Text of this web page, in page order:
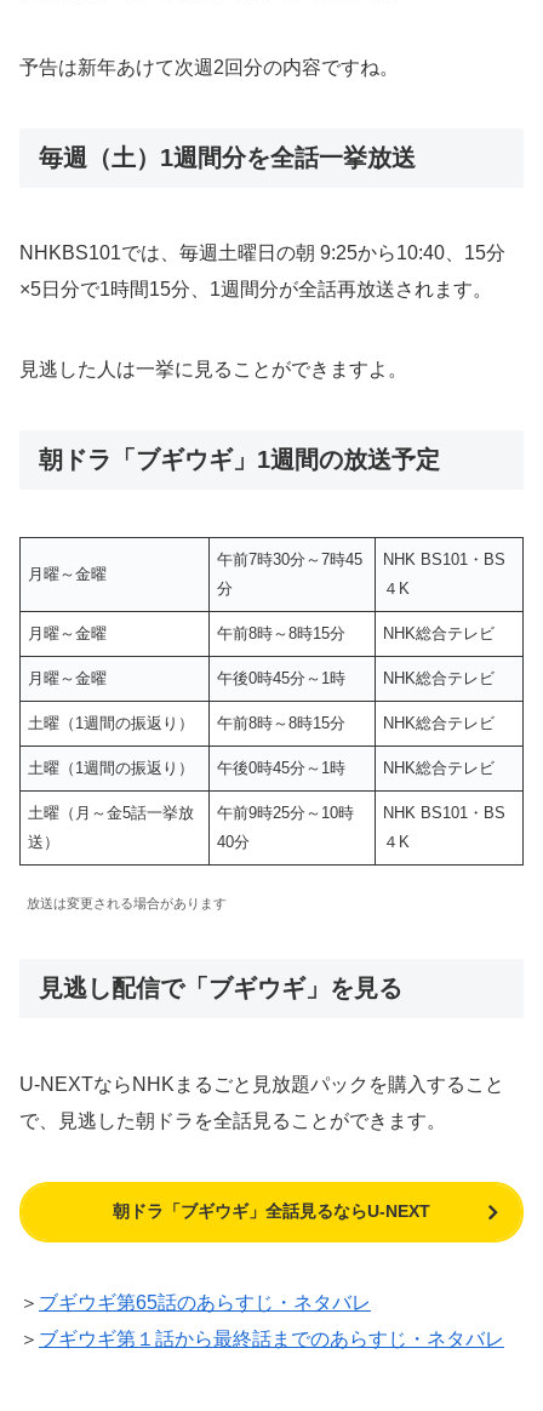
予告は新年あけて次週2回分の内容ですね。
毎週（土）1週間分を全話一挙放送
NHKBS101では、毎週土曜日の朝 9:25から10:40、15分
×5日分で1時間15分、1週間分が全話再放送されます。
見逃した人は一挙に見ることができますよ。
朝ドラ「ブギウギ」1週間の放送予定
月曜～金曜
午前7時30分～7時45
分
NHK BS101・BS
４K
月曜～金曜 午前8時～8時15分 NHK総合テレビ
月曜～金曜 午後0時45分～1時 NHK総合テレビ
土曜（1週間の振返り） 午前8時～8時15分 NHK総合テレビ
土曜（1週間の振返り） 午後0時45分～1時 NHK総合テレビ
土曜（月～金5話一挙放
送）
午前9時25分～10時
40分
NHK BS101・BS
４K
放送は変更される場合があります
見逃し配信で「ブギウギ」を見る
U-NEXTならNHKまるごと見放題パックを購入すること
で、見逃した朝ドラを全話見ることができます。
朝ドラ「ブギウギ」全話見るならU-NEXT
＞ ブギウギ第65話のあらすじ・ネタバレ
＞ ブギウギ第１話から最終話までのあらすじ・ネタバレ